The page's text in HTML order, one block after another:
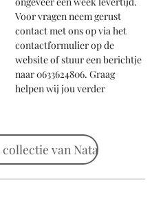
Voor vragen neem gerust
contact met ons op via het
contactformulier op de
website of stuur een berichtje
naar 0633624806. Graag
helpen wij jou verder
van Nata